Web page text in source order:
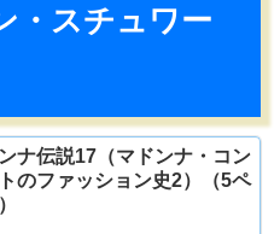
・スチュワー
ナ伝説17（マドンナ・コン
のファッション史2）（5ペ